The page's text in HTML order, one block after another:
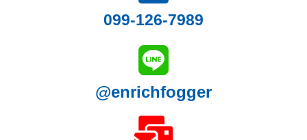
099-126-7989
@enrichfogger